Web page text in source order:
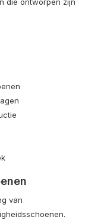
die ontworpen zijn
van